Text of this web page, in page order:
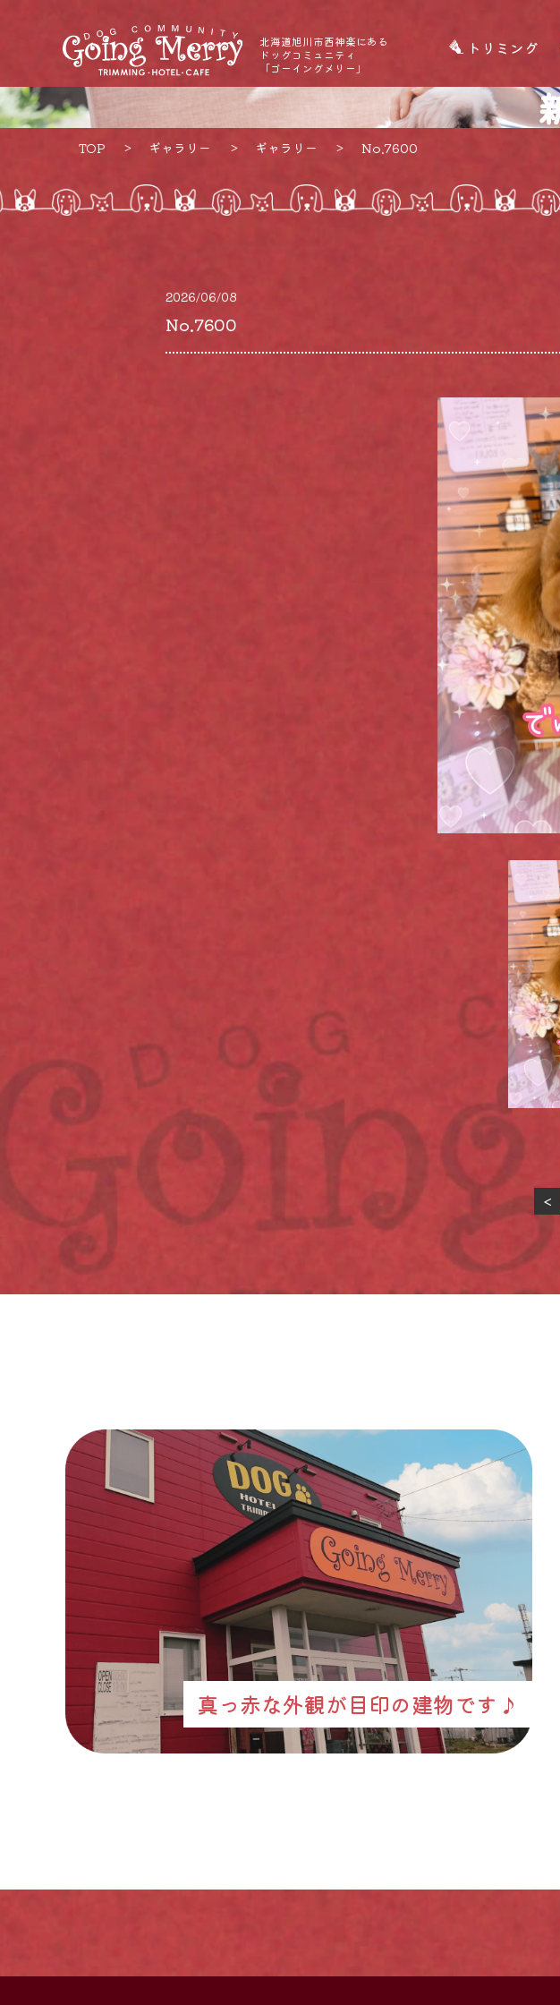
北海道旭川市西神楽にある
ドッグコミュニティ
「ゴーイングメリー」
トリミング
TOP ギャラリー ギャラリー No.7600
2026/06/08
No.7600
<
真っ赤な外観が目印の建物です♪